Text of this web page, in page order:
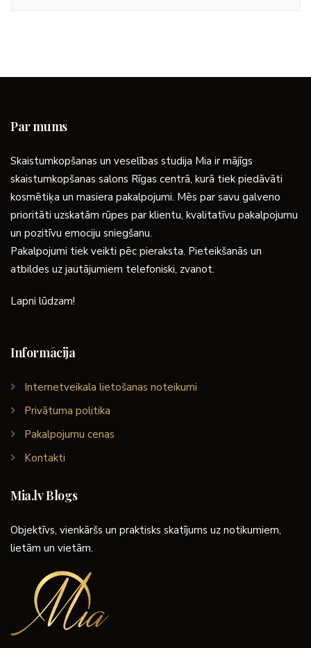
Par mums
Skaistumkopšanas un veselības studija Mia ir mājīgs
skaistumkopšanas salons Rīgas centrā, kurā tiek piedāvāti
kosmētiķa un masiera pakalpojumi. Mēs par savu galveno
prioritāti uzskatām rūpes par klientu, kvalitatīvu pakalpojumu
un pozitīvu emociju sniegšanu.
Pakalpojumi tiek veikti pēc pieraksta. Pieteikšanās un
atbildes uz jautājumiem telefoniski, zvanot.
Lapni lūdzam!
Informācija
Internetveikala lietošanas noteikumi
Privātuma politika
Pakalpojumu cenas
Kontakti
Mia.lv Blogs
Objektīvs, vienkāršs un praktisks skatījums uz notikumiem,
lietām un vietām.